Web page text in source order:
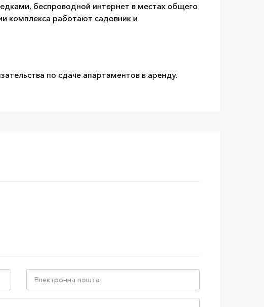
беспроводной интернет в местах общего
комплекса работают садовник и
по сдаче апартаментов в аренду.